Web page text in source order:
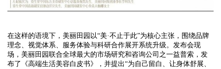
在这样的语境下，美丽田园以“美·不止于此”为核心主张，围绕品牌
理念、视觉体系、服务体验与科研合作展开系统升级。发布会现
场，美丽田园联合全球最大的市场研究和咨询公司之一益普索，发
布了《高端生活美容白皮书》，并提出“为自己留白、让身体舒展、